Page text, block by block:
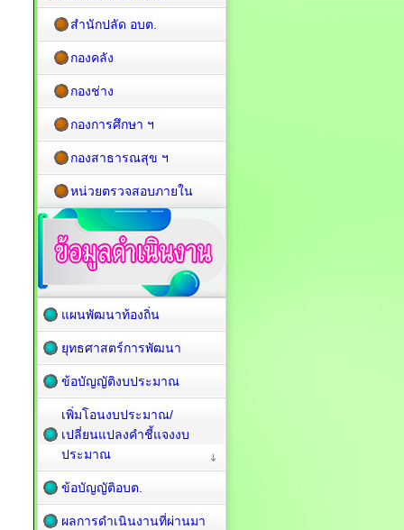
สำนักปลัด อบต.
กองคลัง
กองช่าง
กองการศึกษา ฯ
กองสาธารณสุข ฯ
หน่วยตรวจสอบภายใน
แผนพัฒนาท้องถิ่น
ยุทธศาสตร์การพัฒนา
ข้อบัญญัติงบประมาณ
เพิ่มโอนงบประมาณ/
เปลี่ยนแปลงคำชี้แจงงบ
ประมาณ
ข้อบัญญัติอบต.
ผลการดำเนินงานที่ผ่านมา